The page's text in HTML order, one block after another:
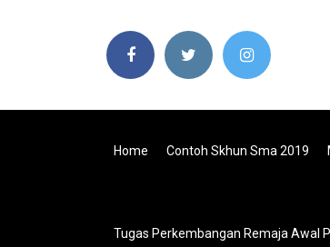
Home Contoh Skhun Sma 2019
Tugas Perkembangan Remaja Awal